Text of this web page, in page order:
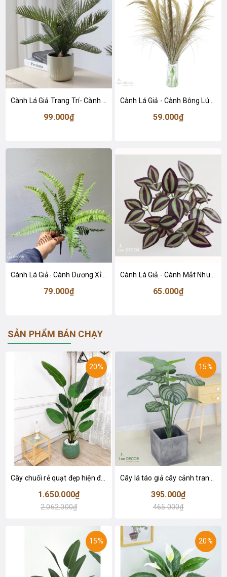
99.000₫ 59.000₫
Cành Lá Giả- Cành Dương Xỉ Giả Decor Tiểu Cảnh (46cm)- HC1446
79.000₫ 65.000₫
SẢN PHẨM BÁN CHẠY
20%
Cây chuối rẻ quạt đẹp hiện đại trang trí 1m8 - LC3019 (Gồm 12 lá)
1.650.000₫
2.062.000₫
15%
395.000₫
465.000₫
15% 20%